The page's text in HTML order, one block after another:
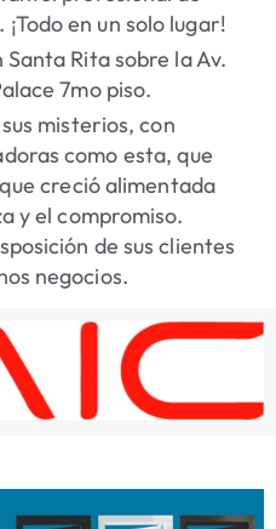
en un solo lugar!
Rita sobre la Av.
7mo piso.
misterios, con
como esta, que
creció alimentada
y el compromiso.
de sus clientes
negocios.